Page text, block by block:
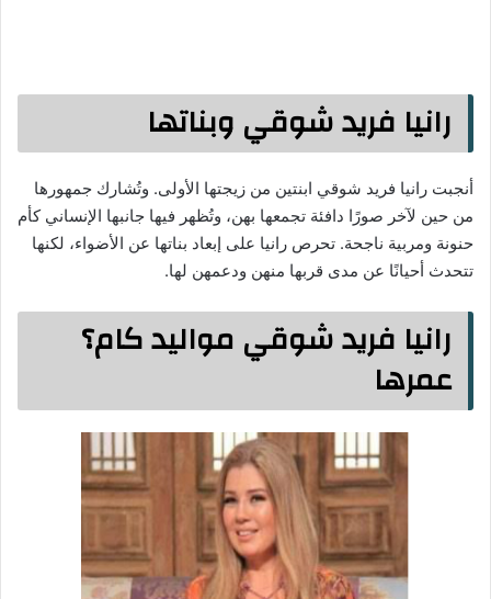
رانيا فريد شوقي وبناتها
أنجبت رانيا فريد شوقي ابنتين من زيجتها الأولى. وتُشارك جمهورها
من حين لآخر صورًا دافئة تجمعها بهن، وتُظهر فيها جانبها الإنساني كأم
حنونة ومربية ناجحة. تحرص رانيا على إبعاد بناتها عن الأضواء، لكنها
تتحدث أحيانًا عن مدى قربها منهن ودعمهن لها.
رانيا فريد شوقي مواليد كام؟
عمرها